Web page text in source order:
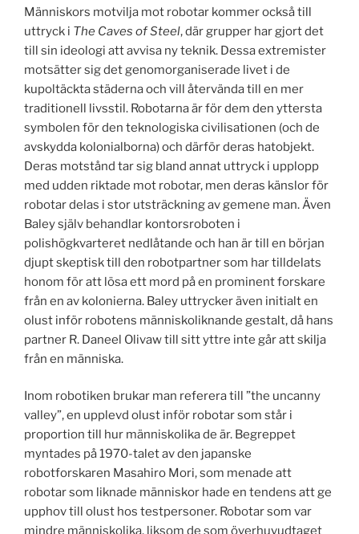
Människors motvilja mot robotar kommer också till
uttryck i The Caves of Steel, där grupper har gjort det
till sin ideologi att avvisa ny teknik. Dessa extremister
motsätter sig det genomorganiserade livet i de
kupoltäckta städerna och vill återvända till en mer
traditionell livsstil. Robotarna är för dem den yttersta
symbolen för den teknologiska civilisationen (och de
avskydda kolonialborna) och därför deras hatobjekt.
Deras motstånd tar sig bland annat uttryck i upplopp
med udden riktade mot robotar, men deras känslor för
robotar delas i stor utsträckning av gemene man. Även
Baley själv behandlar kontorsroboten i
polishögkvarteret nedlåtande och han är till en början
djupt skeptisk till den robotpartner som har tilldelats
honom för att lösa ett mord på en prominent forskare
från en av kolonierna. Baley uttrycker även initialt en
olust inför robotens människoliknande gestalt, då hans
partner R. Daneel Olivaw till sitt yttre inte går att skilja
från en människa.
Inom robotiken brukar man referera till ”the uncanny
valley”, en upplevd olust inför robotar som står i
proportion till hur människolika de är. Begreppet
myntades på 1970-talet av den japanske
robotforskaren Masahiro Mori, som menade att
robotar som liknade människor hade en tendens att ge
upphov till olust hos testpersoner. Robotar som var